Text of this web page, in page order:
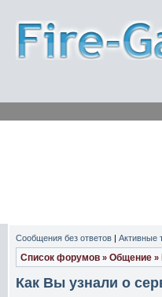
Сообщения без ответов | Активные
Список форумов » Общение »
Как Вы узнали о